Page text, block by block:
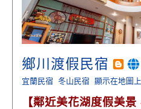
鄉川渡假民宿
宜蘭民宿 冬山民宿 顯示在地圖上
【鄰近美花湖度假美